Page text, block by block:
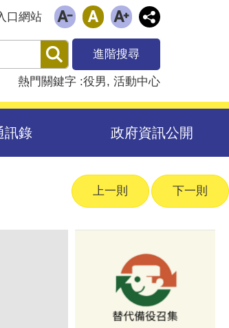
口網站
進階搜尋
熱門關鍵字 役男 活動中心
訊錄 政府資訊公開
上一則 下一則